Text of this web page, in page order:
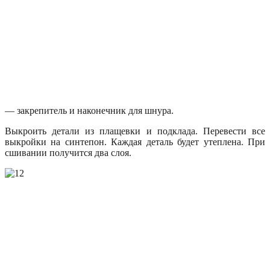
— закрепитель и наконечник для шнура.
Выкроить детали из плащевки и подклада. Перевести все
выкройки на синтепон. Каждая деталь будет утеплена. При
сшивании получится два слоя.